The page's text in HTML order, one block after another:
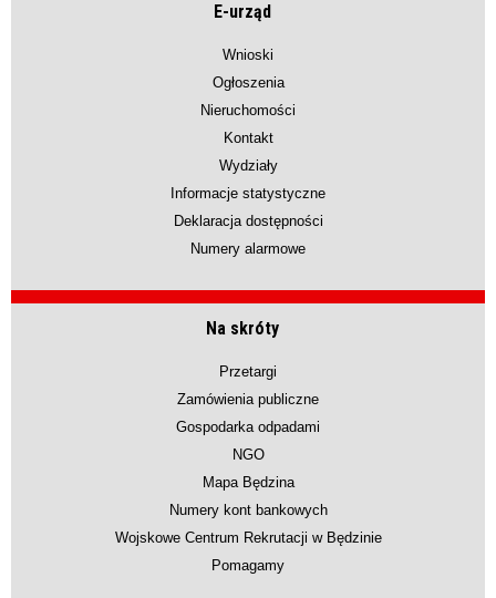
E-urząd
Wnioski
Ogłoszenia
Nieruchomości
Kontakt
Wydziały
Informacje statystyczne
Deklaracja dostępności
Numery alarmowe
Na skróty
Przetargi
Zamówienia publiczne
Gospodarka odpadami
NGO
Mapa Będzina
Numery kont bankowych
Wojskowe Centrum Rekrutacji w Będzinie
Pomagamy